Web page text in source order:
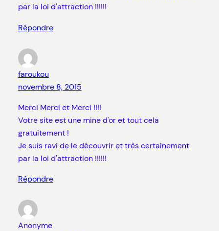
par la loi d'attraction !!!!!!
Répondre
faroukou
novembre 8, 2015
Merci Merci et Merci !!!!
Votre site est une mine d'or et tout cela
gratuitement !
Je suis ravi de le découvrir et très certainement
par la loi d'attraction !!!!!!
Répondre
Anonyme